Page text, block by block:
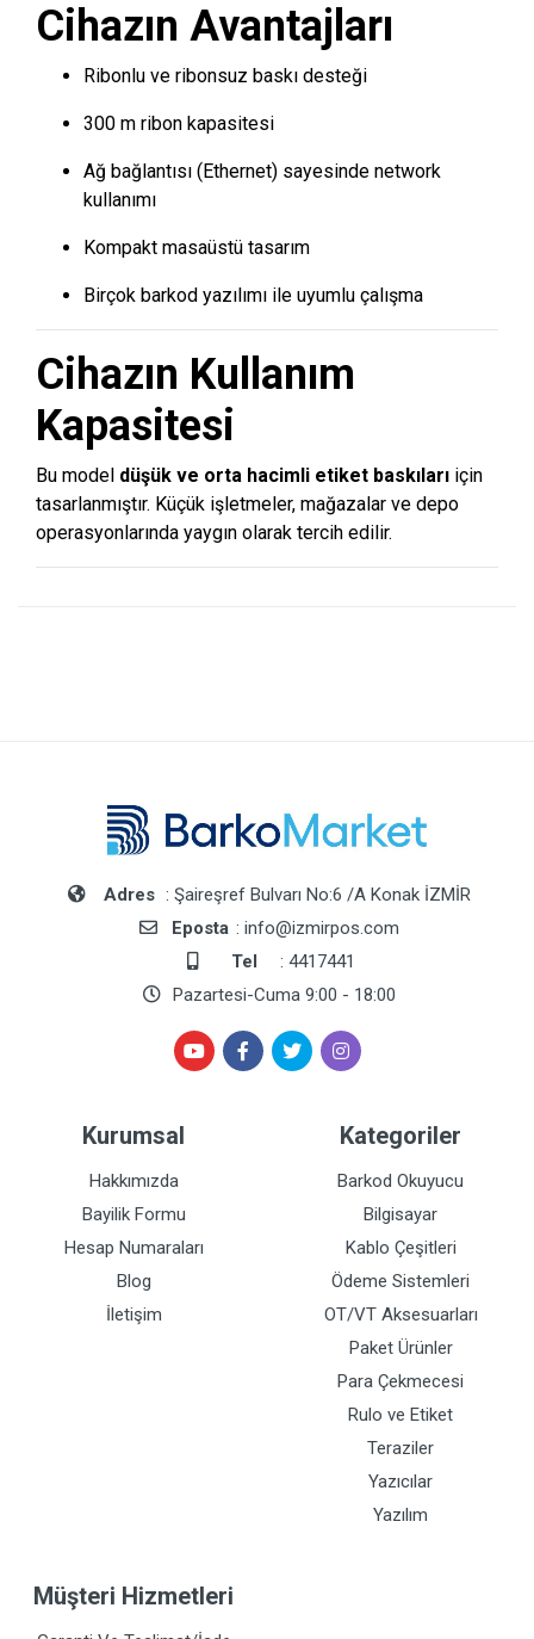
Cihazın Avantajları
Ribonlu ve ribonsuz baskı desteği
300 m ribon kapasitesi
Ağ bağlantısı (Ethernet) sayesinde network
kullanımı
Kompakt masaüstü tasarım
Birçok barkod yazılımı ile uyumlu çalışma
Cihazın Kullanım
Kapasitesi
Bu model düşük ve orta hacimli etiket baskıları için
tasarlanmıştır. Küçük işletmeler, mağazalar ve depo
operasyonlarında yaygın olarak tercih edilir.
Adres : Şaireşref Bulvarı No:6 /A Konak İZMİR
Eposta : info@izmirpos.com
Tel
: 4417441
Pazartesi-Cuma 9:00 - 18:00
Kurumsal
Hakkımızda
Bayilik Formu
Hesap Numaraları
Blog
İletişim
Kategoriler
Barkod Okuyucu
Bilgisayar
Kablo Çeşitleri
Ödeme Sistemleri
OT/VT Aksesuarları
Paket Ürünler
Para Çekmecesi
Rulo ve Etiket
Teraziler
Yazıcılar
Yazılım
Müşteri Hizmetleri